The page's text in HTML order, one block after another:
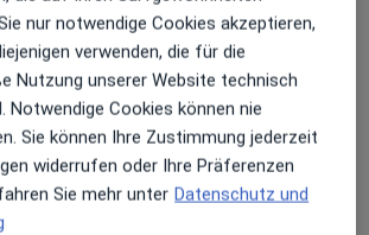
und Nierenbeschwerden in der
urologische Veränderungen in
Blasenentleerungsstörungen,
Nieren-und Blasensteine,
nur notwendige Cookies akzeptieren,
verwenden, die für die
Nutzung unserer Website technisch
Notwendige Cookies können nie
Sie können Ihre Zustimmung jederzeit
widerrufen oder Ihre Präferenzen
Sie mehr unter Datenschutz und